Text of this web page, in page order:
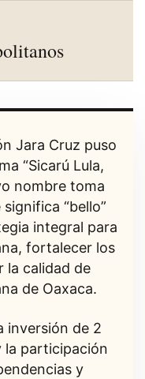
Jara Cruz puso
“Sicarú Lula,
nombre toma
“bello”
integral para
fortalecer los
la calidad de
de Oaxaca.
inversión de 2
la participación
y